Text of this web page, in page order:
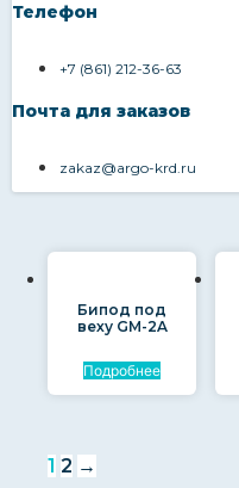
Телефон
+7 (861) 212-36-63
Почта для заказов
zakaz@argo-krd.ru
Бипод под
веху GM-2A
Подробнее
1 2 →